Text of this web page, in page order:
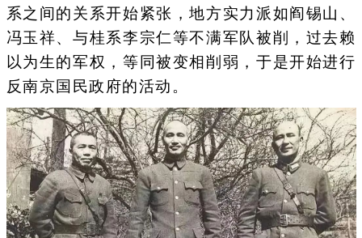
系之间的关系开始紧张，地方实力派如阎锡山、
冯玉祥、与桂系李宗仁等不满军队被削，过去赖
以为生的军权，等同被变相削弱，于是开始进行
反南京国民政府的活动。